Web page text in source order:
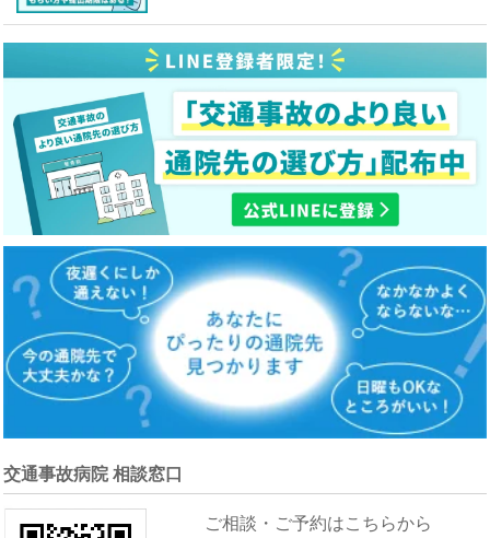
交通事故病院 相談窓口
ご相談・ご予約はこちらから